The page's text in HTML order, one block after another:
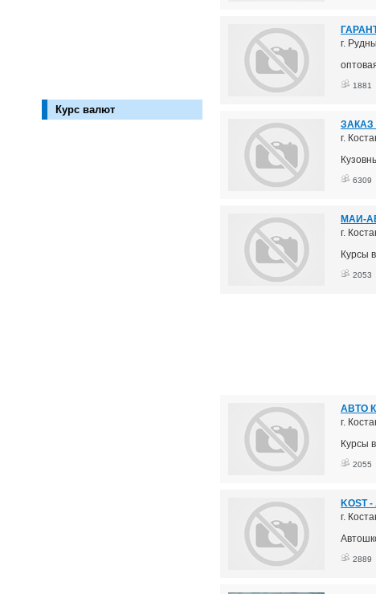
Курс валют
г.
1881
ЗАКАЗ
г.
6309
МАИ-
г.
Курсы
2053
АВТО
г.
Курсы
2055
KOST
г.
2889